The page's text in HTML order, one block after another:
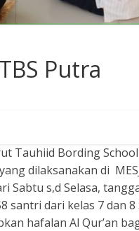
Putra
Tauhiid Bording
dilaksanakan di
Sabtu s,d Selasa,
santri dari kelas 7 dan 8
hafalan Al Qur’an